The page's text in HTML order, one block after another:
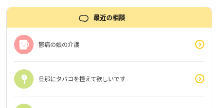
最近の相談
鬱病の娘の介護
旦那にタバコを控えて欲しいです